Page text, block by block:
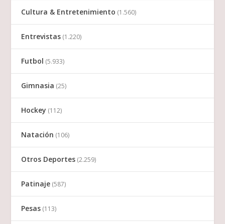
Cultura & Entretenimiento (1.560)
Entrevistas (1.220)
Futbol (5.933)
Gimnasia (25)
Hockey (112)
Natación (106)
Otros Deportes (2.259)
Patinaje (587)
Pesas (113)